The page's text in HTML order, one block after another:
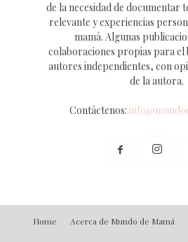
de la necesidad de documentar
relevante y experiencias
mamá. Algunas
colaboraciones propias para
autores independientes, con
de la autora.
Contáctenos:
Home Acerca de Mundo de Mamá